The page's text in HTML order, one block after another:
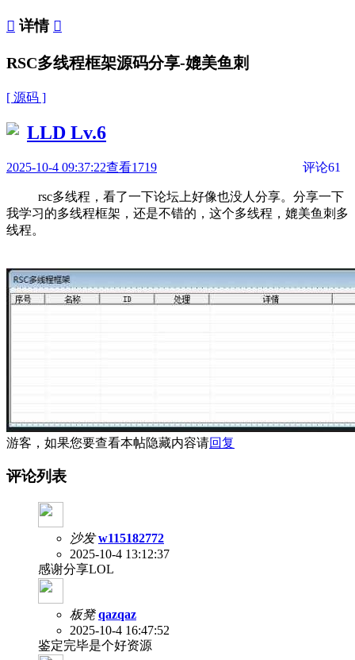
 详情 
RSC多线程框架源码分享-媲美鱼刺
[ 源码 ]
LLD Lv.6
2025-10-4 09:37:22查看1719 评论61
rsc多线程，看了一下论坛上好像也没人分享。分享一下
我学习的多线程框架，还是不错的，这个多线程，媲美鱼刺多
线程。
游客，如果您要查看本帖隐藏内容请回复
评论列表
沙发 w115182772
2025-10-4 13:12:37
感谢分享LOL
板凳 qazqaz
2025-10-4 16:47:52
鉴定完毕是个好资源